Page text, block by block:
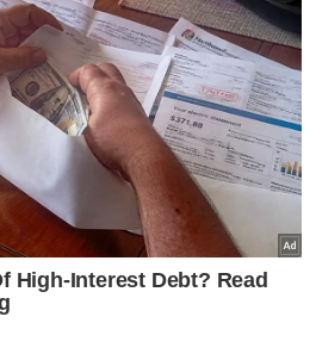
Disember 2020.
RM200,000 kepada setiap
berlaku dalam sejarah
lepas, beliau
Pembangunan Perak
antara lain akan dijadikan
kerajaan dalam
sepanjang tempoh 10